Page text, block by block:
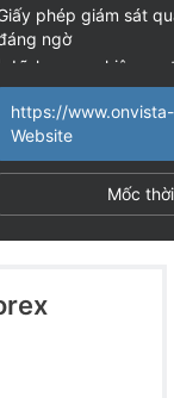
phép giám sát
ngờ
Lĩnh vực nghiệp vụ
https://
Website
Mốc